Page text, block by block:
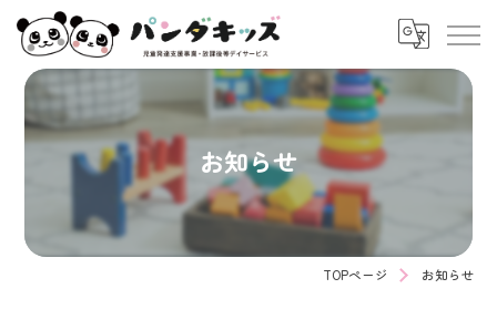
お知らせ
TOPページ お知らせ